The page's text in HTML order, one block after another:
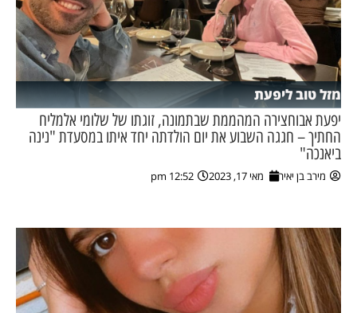
מזל טוב ליפעת
יפעת אבוחצירה המהממת שבתמונה, זוגתו של שלומי אלמליח
החתיך – חגגה השבוע את יום הולדתה יחד איתו במסעדת "נינה
ביאנכה"
מירב בן יאיר מאי 17, 2023 12:52 pm